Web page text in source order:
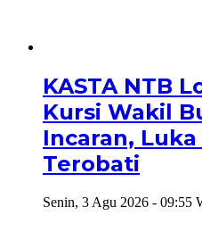
KASTA NTB
Kursi Wakil
Incaran,
Terobati
Senin, 3 Agu 2026 - 09:55